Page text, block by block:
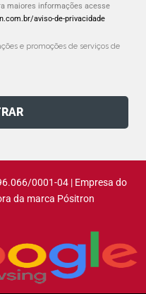
maiores informações acesse
aviso-de-privacidade
e promoções de serviços de
0001-04 | Empresa do
da marca Pósitron